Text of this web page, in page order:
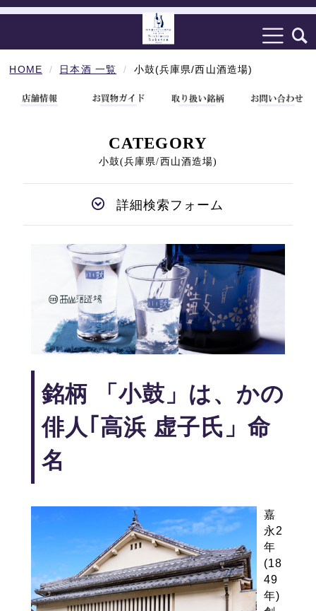
HOME 日本酒 一覧 小鼓(兵庫県/西山酒造場)
CATEGORY
小鼓(兵庫県/西山酒造場)
詳細検索フォーム
銘柄 「小鼓」は、かの
俳人｢高浜 虚子氏」命
名
嘉
永2
年
(18
49
年)